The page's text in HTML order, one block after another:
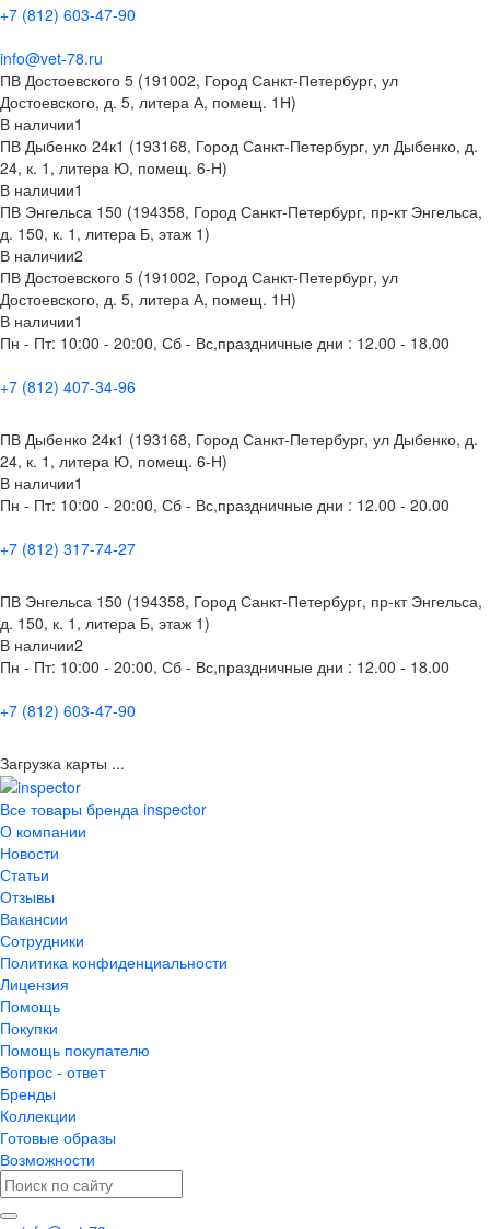
+7 (812) 603-47-90
info@vet-78.ru
ПВ Достоевского 5 (191002, Город Санкт-Петербург, ул
Достоевского, д. 5, литера А, помещ. 1Н)
В наличии1
ПВ Дыбенко 24к1 (193168, Город Санкт-Петербург, ул Дыбенко, д.
24, к. 1, литера Ю, помещ. 6-Н)
В наличии1
ПВ Энгельса 150 (194358, Город Санкт-Петербург, пр-кт Энгельса,
д. 150, к. 1, литера Б, этаж 1)
В наличии2
ПВ Достоевского 5 (191002, Город Санкт-Петербург, ул
Достоевского, д. 5, литера А, помещ. 1Н)
В наличии1
Пн - Пт: 10:00 - 20:00, Сб - Вс,праздничные дни : 12.00 - 18.00
+7 (812) 407-34-96
ПВ Дыбенко 24к1 (193168, Город Санкт-Петербург, ул Дыбенко, д.
24, к. 1, литера Ю, помещ. 6-Н)
В наличии1
Пн - Пт: 10:00 - 20:00, Сб - Вс,праздничные дни : 12.00 - 20.00
+7 (812) 317-74-27
ПВ Энгельса 150 (194358, Город Санкт-Петербург, пр-кт Энгельса,
д. 150, к. 1, литера Б, этаж 1)
В наличии2
Пн - Пт: 10:00 - 20:00, Сб - Вс,праздничные дни : 12.00 - 18.00
+7 (812) 603-47-90
Загрузка карты ...
Все товары бренда inspector
О компании
Новости
Статьи
Отзывы
Вакансии
Сотрудники
Политика конфиденциальности
Лицензия
Помощь
Покупки
Помощь покупателю
Вопрос - ответ
Бренды
Коллекции
Готовые образы
Возможности